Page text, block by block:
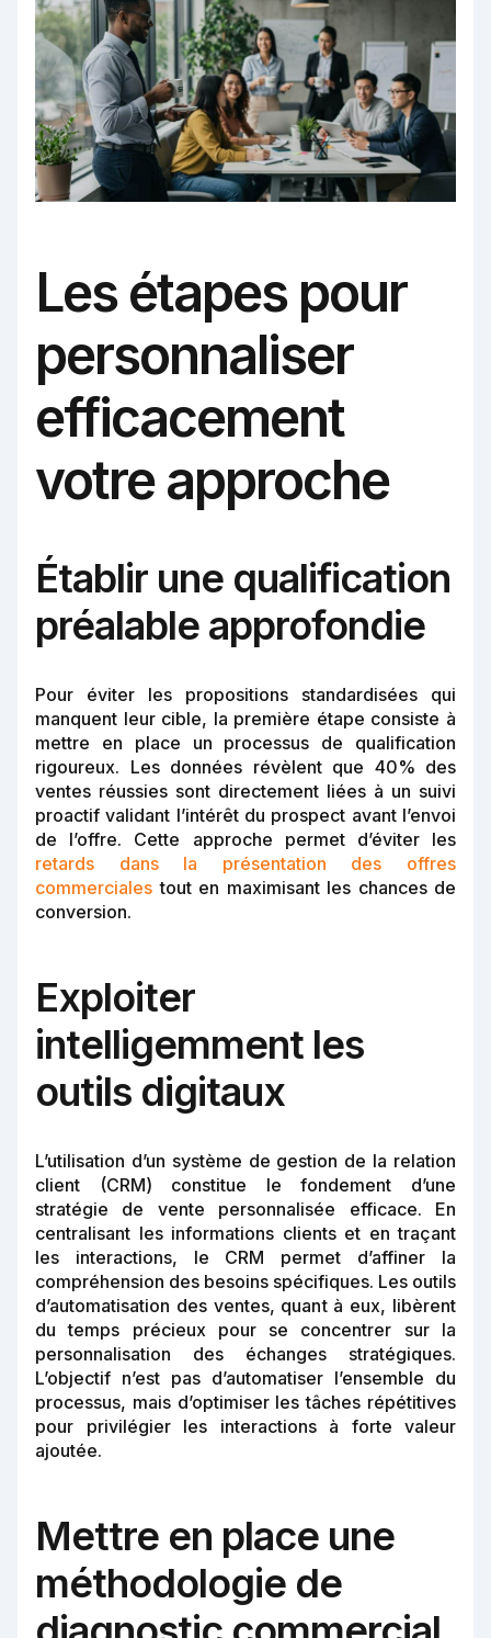
Les étapes pour
personnaliser
efficacement
votre approche
Établir une qualification
préalable approfondie
Pour éviter les propositions standardisées qui
manquent leur cible, la première étape consiste à
mettre en place un processus de qualification
rigoureux. Les données révèlent que 40% des
ventes réussies sont directement liées à un suivi
proactif validant l’intérêt du prospect avant l’envoi
de l’offre. Cette approche permet d’éviter les
retards dans la présentation des offres
commerciales tout en maximisant les chances de
conversion.
Exploiter
intelligemment les
outils digitaux
L’utilisation d’un système de gestion de la relation
client (CRM) constitue le fondement d’une
stratégie de vente personnalisée efficace. En
centralisant les informations clients et en traçant
les interactions, le CRM permet d’affiner la
compréhension des besoins spécifiques. Les outils
d’automatisation des ventes, quant à eux, libèrent
du temps précieux pour se concentrer sur la
personnalisation des échanges stratégiques.
L’objectif n’est pas d’automatiser l’ensemble du
processus, mais d’optimiser les tâches répétitives
pour privilégier les interactions à forte valeur
ajoutée.
Mettre en place une
méthodologie de